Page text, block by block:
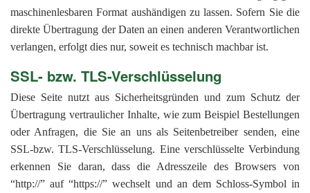
maschinenlesbaren Format aushändigen zu lassen. Sofern Sie die
direkte Übertragung der Daten an einen anderen Verantwortlichen
verlangen, erfolgt dies nur, soweit es technisch machbar ist.
SSL- bzw. TLS-Verschlüsselung
Diese Seite nutzt aus Sicherheitsgründen und zum Schutz der
Übertragung vertraulicher Inhalte, wie zum Beispiel Bestellungen
oder Anfragen, die Sie an uns als Seitenbetreiber senden, eine
SSL-bzw. TLS-Verschlüsselung. Eine verschlüsselte Verbindung
erkennen Sie daran, dass die Adresszeile des Browsers von
“http://” auf “https://” wechselt und an dem Schloss-Symbol in